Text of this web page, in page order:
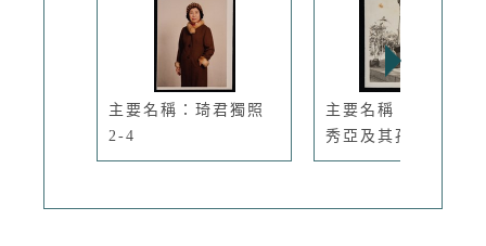
主要名稱：琦君獨照
2-4
主要名稱：琦君與張
秀亞及其孩...